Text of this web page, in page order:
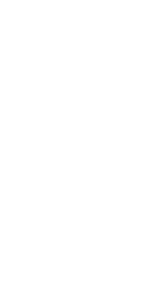
ürünü nerelerde
Doğan Baharat ürünü
bulabilirsiniz.
#Doğan_Baharat_markanın_ürünleri
#Doğan_Baharat_faydalı_mı